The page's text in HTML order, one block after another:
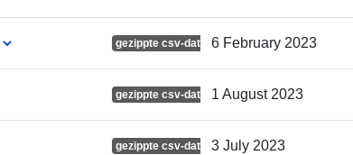
gezippte csv-dateien6 February 2023
gezippte csv-dateien1 August 2023
gezippte csv-dateien3 July 2023